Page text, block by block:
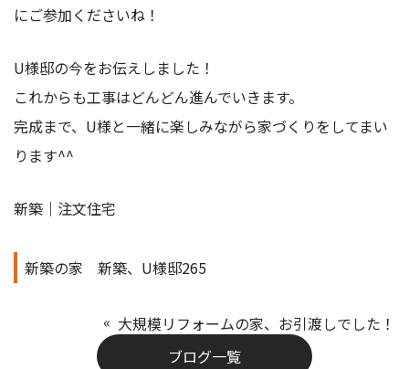
にご参加くださいね！
U様邸の今をお伝えしました！
これからも工事はどんどん進んでいきます。
完成まで、U様と一緒に楽しみながら家づくりをしてまい
ります^^
新築｜注文住宅
新築の家 新築、U様邸265
大規模リフォームの家、お引渡しでした！
ブログ一覧